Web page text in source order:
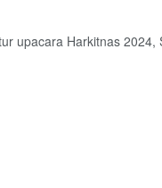
upacara Harkitnas 2024,